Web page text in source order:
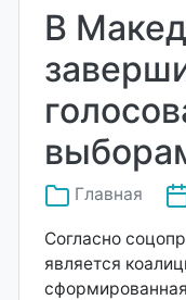
В
Главная
Согласно
является